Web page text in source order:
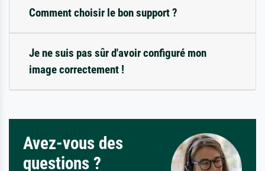
Comment choisir le bon support ?
Je ne suis pas sûr d'avoir configuré mon
image correctement !
Avez-vous des
questions ?